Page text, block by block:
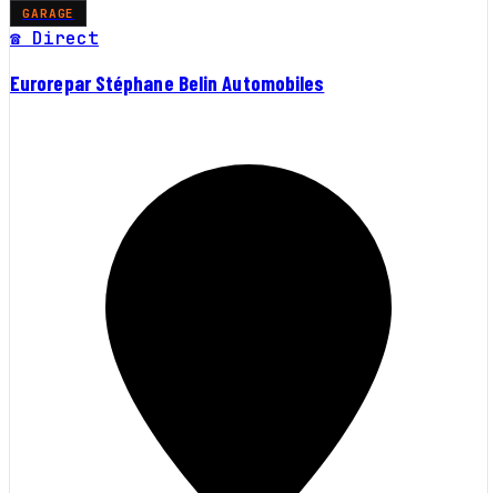
GARAGE
☎ Direct
Eurorepar Stéphane Belin Automobiles